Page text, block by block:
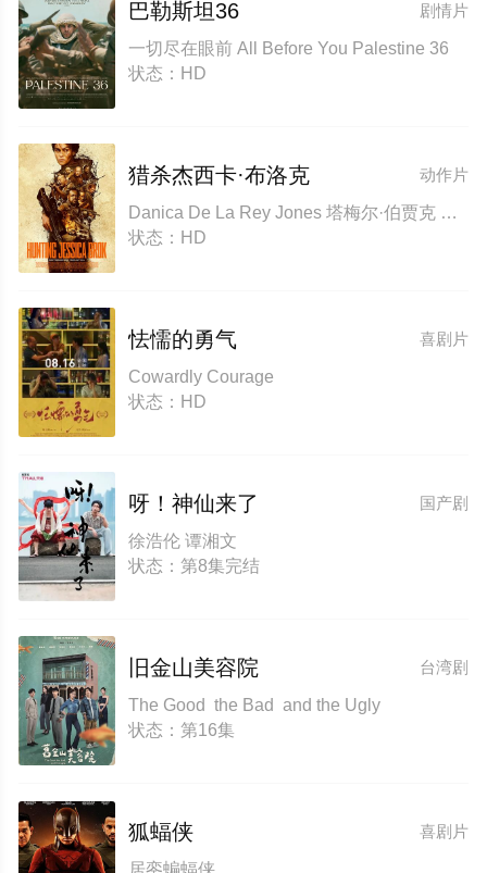
剧情片
巴勒斯坦36
一切尽在眼前 All Before You‎ Palestine 36
状态：HD
动作片
猎杀杰西卡·布洛克
Danica De La Rey Jones 塔梅尔·伯贾克 安东尼·奥塞耶姆 Vaughn Lucas
状态：HD
喜剧片
怯懦的勇气
Cowardly Courage
状态：HD
国产剧
呀！神仙来了
徐浩伦 谭湘文
状态：第8集完结
台湾剧
旧金山美容院
The Good the Bad and the Ugly
状态：第16集
喜剧片
狐蝠侠